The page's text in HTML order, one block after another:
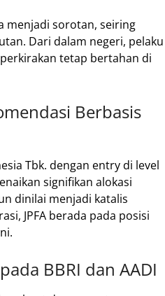
menjadi sorotan, seiring
Dari dalam negeri, pelaku
tetap bertahan di
Berbasis
Tbk. dengan entry di level
signifikan alokasi
dinilai menjadi katalis
JPFA berada pada posisi
BBRI dan AADI